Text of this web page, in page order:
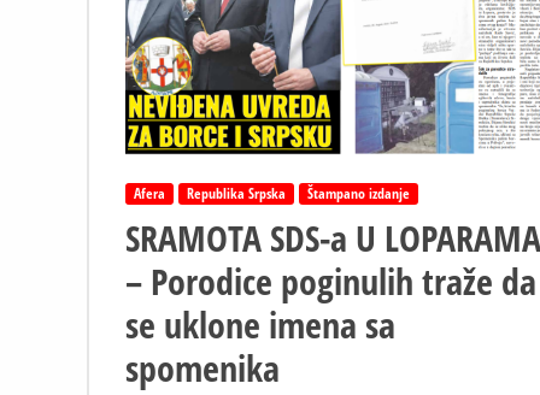
Afera Republika Srpska Štampano izdanje
SRAMOTA SDS-a U LOPARAMA
– Porodice poginulih traže da
se uklone imena sa
spomenika